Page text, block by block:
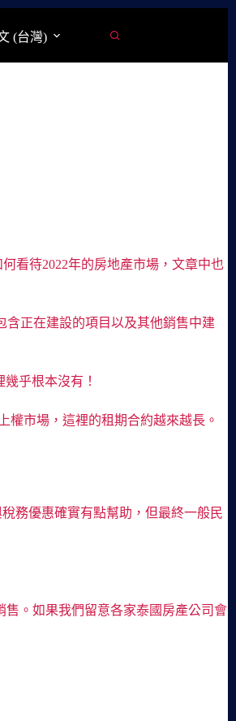
(台灣)
看待2022年的房地產市場，文章中也
含正在建設的項目以及其他銷售中建
乎根本沒有！
權市場，這裡的租期合約越來越長。
務優惠確實有點幫助，但最終一般民
售。如果我們留意各家泰國房產公司會